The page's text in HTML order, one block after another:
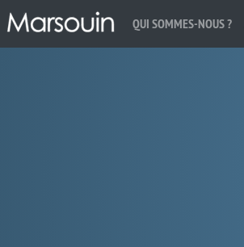
QUI SOMMES-NOUS ?